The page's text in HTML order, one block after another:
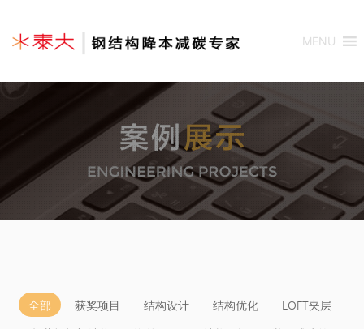
MENU
全部 获奖项目 结构设计 结构优化
LOFT夹层